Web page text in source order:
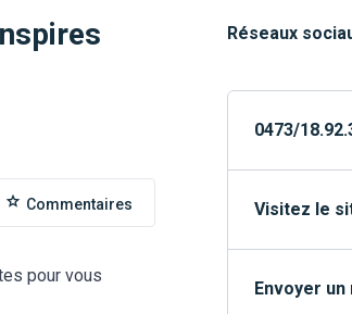
Commentaires
pour vous
Réseaux
0473/
Visitez le
Envoyer